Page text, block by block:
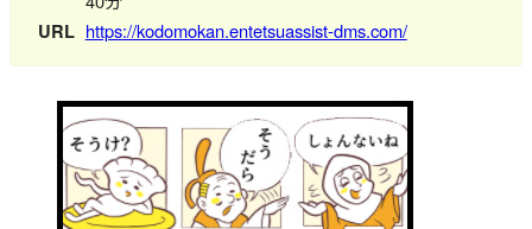
URL https://kodomokan.entetsuassist-dms.com/